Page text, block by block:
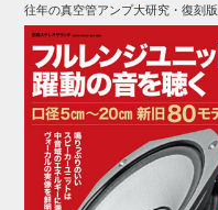
往年の真空管アンプ大研究・復刻版